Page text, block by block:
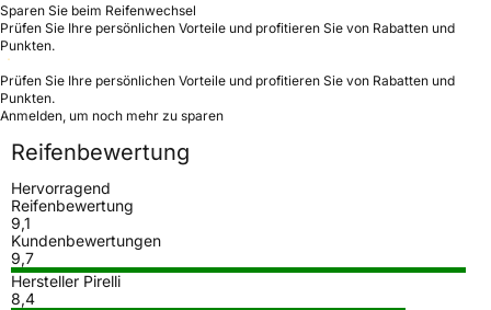
Sparen Sie beim Reifenwechsel
Prüfen Sie Ihre persönlichen Vorteile und profitieren Sie von Rabatten und
Punkten.
Prüfen Sie Ihre persönlichen Vorteile und profitieren Sie von Rabatten und
Punkten.
Anmelden, um noch mehr zu sparen
Reifenbewertung
Hervorragend
Reifenbewertung
9,1
Kundenbewertungen
9,7
Hersteller Pirelli
8,4